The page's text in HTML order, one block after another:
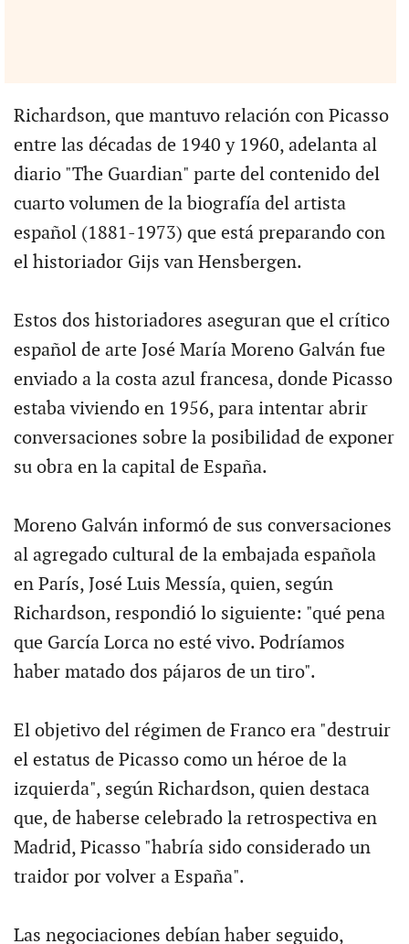
Richardson, que mantuvo relación con Picasso
entre las décadas de 1940 y 1960, adelanta al
diario "The Guardian" parte del contenido del
cuarto volumen de la biografía del artista
español (1881-1973) que está preparando con
el historiador Gijs van Hensbergen.
Estos dos historiadores aseguran que el crítico
español de arte José María Moreno Galván fue
enviado a la costa azul francesa, donde Picasso
estaba viviendo en 1956, para intentar abrir
conversaciones sobre la posibilidad de exponer
su obra en la capital de España.
Moreno Galván informó de sus conversaciones
al agregado cultural de la embajada española
en París, José Luis Messía, quien, según
Richardson, respondió lo siguiente: "qué pena
que García Lorca no esté vivo. Podríamos
haber matado dos pájaros de un tiro".
El objetivo del régimen de Franco era "destruir
el estatus de Picasso como un héroe de la
izquierda", según Richardson, quien destaca
que, de haberse celebrado la retrospectiva en
Madrid, Picasso "habría sido considerado un
traidor por volver a España".
Las negociaciones debían haber seguido,